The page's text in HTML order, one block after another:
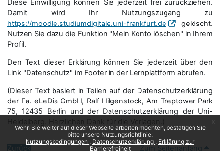
Wenn Sie weiter auf dieser Webseite arbeiten möchten, bestätigen Sie
bitte unsere Nutzungsrichtlinie:
Nutzungsbedingungen
Datenschutzerklärung
Erklärung zur
Barrierefreiheit
Diese Einwilligung können Sie jederzeit frei zurückziehen.
Damit wird Ihr Nutzungszugang zu
https://moodle.studiumdigitale.uni-frankfurt.de
gelöscht.
Nutzen Sie dazu die Funktion "Mein Konto löschen" in Ihrem
Profil.
Den Text dieser Erklärung können Sie jederzeit über den
Link "Datenschutz" im Footer in der Lernplattform abrufen.
(Dieser Text basiert in Teilen auf der Datenschutzerklärung
der Fa. eLeDia GmbH, Ralf Hilgenstock, Am Treptower Park
75, 12435 Berlin und der Datenschutzerklärung der Uni-
Zurück Zum Seitenanfang